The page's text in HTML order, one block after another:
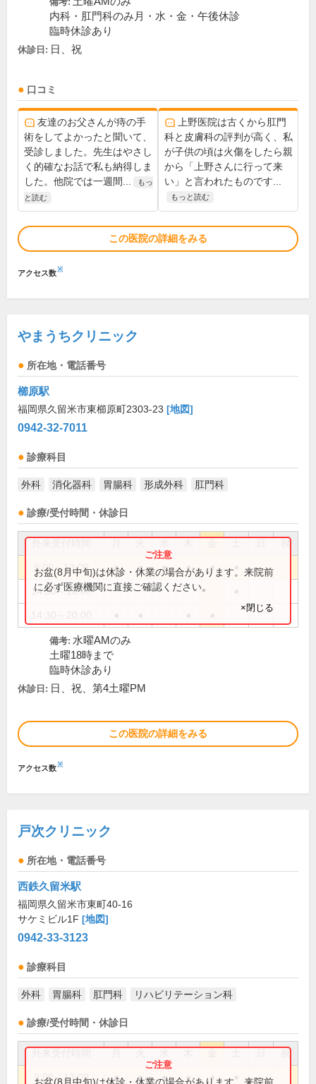
内科・肛門科のみ月・水・金・午後休診
臨時休診あり
休診日: 日、祝
口コミ
友達のお父さんが痔の手
術をしてよかったと聞いて、
受診しました。先生はやさし
く的確なお話で私も納得しま
した。他院では一週間...
もっ
と読む
上野医院は古くから肛門
科と皮膚科の評判が高く、私
が子供の頃は火傷をしたら親
から「上野さんに行って来
い」と言われたものです...
もっと読む
この医院の詳細をみる
アクセス数※
やまうちクリニック
所在地・電話番号
櫛原駅
福岡県久留米市東櫛原町2303-23 [地図]
0942-32-7011
診療科目
外科 消化器科 胃腸科 形成外科 肛門科
診療/受付時間・休診日
祝
9:00～13:00 ● ● ● ● ●
14:30～18:00
お盆(8月中旬)は休診・休業の場合があります。来院前
に必ず医療機関に直接ご確認ください。
×閉じる
備考: 水曜AMのみ
土曜18時まで
臨時休診あり
休診日: 日、祝、第4土曜PM
この医院の詳細をみる
アクセス数※
戸次クリニック
所在地・電話番号
西鉄久留米駅
福岡県久留米市東町40-16
サケミビル1F [地図]
0942-33-3123
診療科目
外科 胃腸科 肛門科 リハビリテーション科
診療/受付時間・休診日
祝
9:00～13:00 ● ● ● ● ●
お盆(8月中旬)は休診・休業の場合があります。来院前